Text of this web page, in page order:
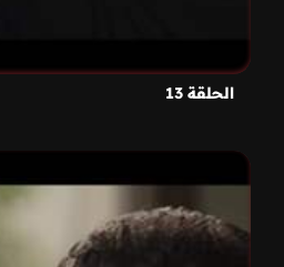
الحلقة 13